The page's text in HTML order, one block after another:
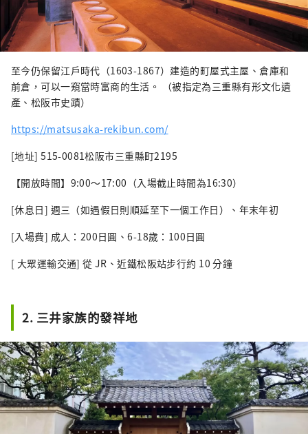
至今仍保留江戶時代（1603-1867）建造的町屋式主屋、倉庫和
前倉，可以一窺當時富商的生活。 （被指定為三重縣有形文化遺
產、松阪市史蹟）
https://matsusaka-rekibun.com/
[地址] 515-0081松阪市三重縣町2195
【開放時間】9:00～17:00（入場截止時間為16:30）
[休息日] 週三（如遇假日則順延至下一個工作日）、年末年初
[入場費] 成人：200日圓、6-18歲：100日圓
[ 大眾運輸交通] 從 JR、近鐵松阪站步行約 10 分鐘
2. 三井家族的發祥地